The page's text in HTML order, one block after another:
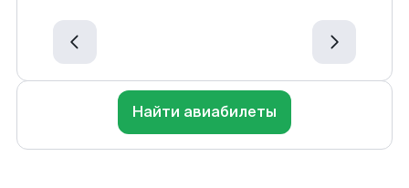
Найти авиабилеты